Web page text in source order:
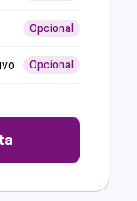
Opcional
Opcional